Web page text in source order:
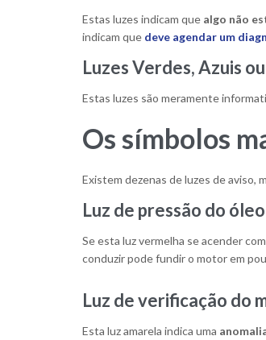
Estas luzes indicam que algo não
indicam que deve agendar um
Luzes Verdes, Azuis
Estas luzes são meramente
Os símbolos
Existem dezenas de luzes de aviso,
Luz de pressão do
Se esta luz vermelha se acender
conduzir pode fundir o motor em
Luz de verificação do
Esta luz amarela indica uma